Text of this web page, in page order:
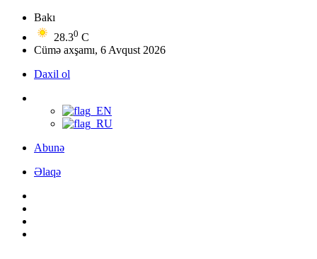
Bakı
28.30 C
Cümə axşamı, 6 Avqust 2026
Daxil ol
Abunə
Əlaqə